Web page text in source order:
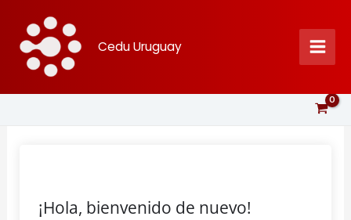
contenido
Cedu Uruguay
¡Hola, bienvenido de nuevo!